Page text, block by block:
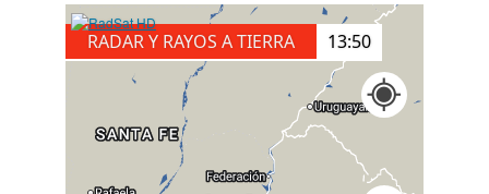
RADAR Y RAYOS A TIERRA 13:00